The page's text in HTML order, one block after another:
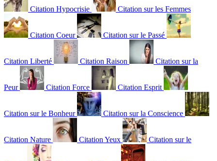
Citation Hypocrisie Citation sur les Femmes
Citation Coeur Citation sur le Passé
Citation Liberté Citation Raison Citation sur la
Peur Citation Force Citation Esprit
Citation sur le Bonheur Citation sur la Conscience
Citation Nature Citation Yeux Citation sur le